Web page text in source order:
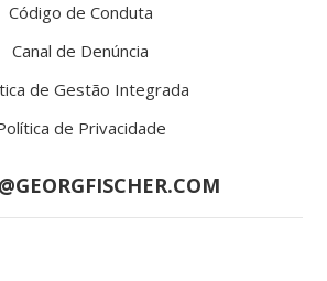
Código de Conduta
Canal de Denúncia
de Gestão Integrada
de Privacidade